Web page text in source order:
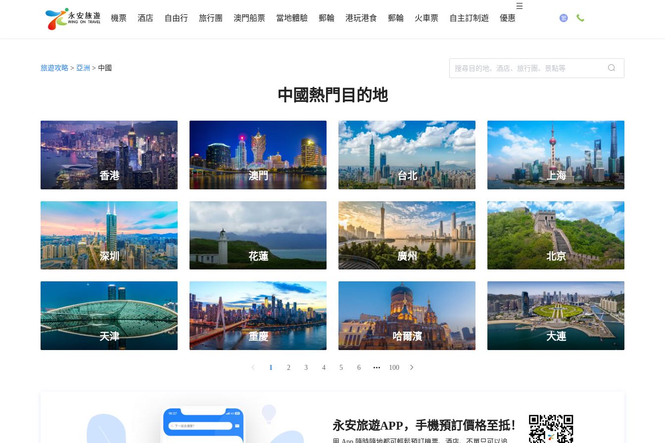
機票 酒店 自由行 旅行團 澳門船票 當地體驗 郵輪 港玩港食 郵輪 火車票 自主訂制遊 優惠
旅遊攻略 > 亞洲 > 中國
中國熱門目的地
香港 澳門 台北 上海
深圳 花蓮 廣州 北京
天津 重慶 哈爾濱 大連
1 2 3 4 5 6 100
永安旅遊APP，手機預訂價格至抵！
用 App 隨時隨地都可輕鬆預訂機票、酒店、不單只可以追